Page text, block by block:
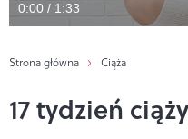
0:00 / 1:33
Strona główna Ciąża
17 tydzień